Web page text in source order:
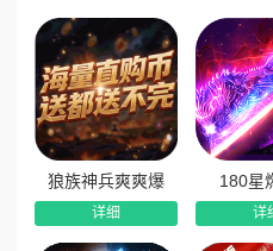
量养成资源，助力玩家稳步提
3、每日悬赏任务：完成每
日常资源稳定获取，发育全程无
4、海量常驻福利：覆盖每
多重福利体系，奖励不间断，
狼族神兵爽爽爆
详细
180星
详